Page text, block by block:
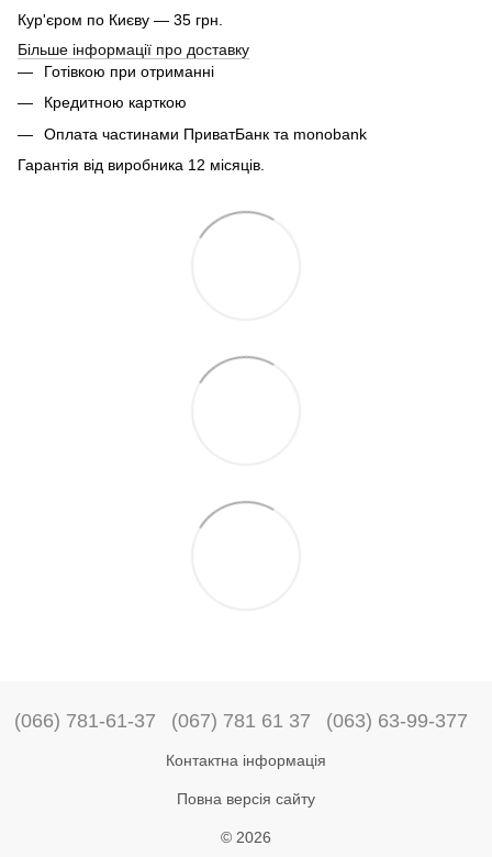
Кур'єром по Києву — 35 грн.
Більше інформації про доставку
Готівкою при отриманні
Кредитною карткою
Оплата частинами ПриватБанк та monobank
Гарантія від виробника 12 місяців.
(066) 781-61-37 (067) 781 61 37 (063) 63-99-377
Контактна інформація
Повна версія сайту
© 2026